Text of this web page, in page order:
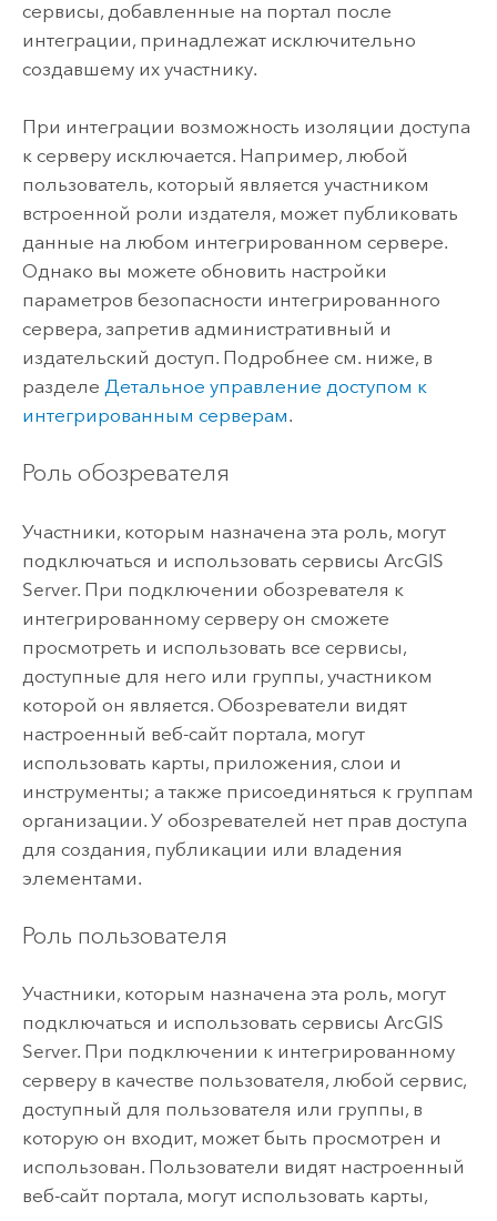
сервисы, добавленные на портал после
интеграции, принадлежат исключительно
создавшему их участнику.
При интеграции возможность изоляции доступа
к серверу исключается. Например, любой
пользователь, который является участником
встроенной роли издателя, может публиковать
данные на любом интегрированном сервере.
Однако вы можете обновить настройки
параметров безопасности интегрированного
сервера, запретив административный и
издательский доступ. Подробнее см. ниже, в
разделе Детальное управление доступом к
интегрированным серверам.
Роль обозревателя
Участники, которым назначена эта роль, могут
подключаться и использовать сервисы ArcGIS
Server. При подключении обозревателя к
интегрированному серверу он сможете
просмотреть и использовать все сервисы,
доступные для него или группы, участником
которой он является. Обозреватели видят
настроенный веб-сайт портала, могут
использовать карты, приложения, слои и
инструменты; а также присоединяться к группам
организации. У обозревателей нет прав доступа
для создания, публикации или владения
элементами.
Роль пользователя
Участники, которым назначена эта роль, могут
подключаться и использовать сервисы ArcGIS
Server. При подключении к интегрированному
серверу в качестве пользователя, любой сервис,
доступный для пользователя или группы, в
которую он входит, может быть просмотрен и
использован. Пользователи видят настроенный
веб-сайт портала, могут использовать карты,